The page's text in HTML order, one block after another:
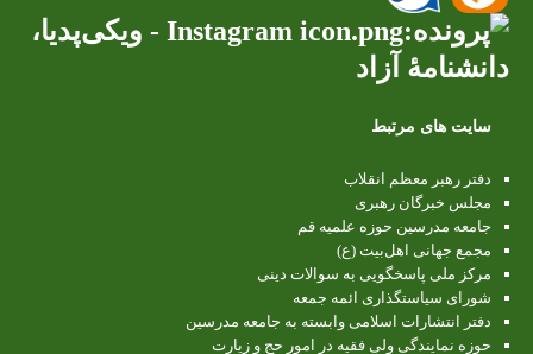
سایت های مرتبط
دفتر رهبر معظم انقلاب
مجلس خبرگان رهبری
جامعه مدرسین حوزه علمیه قم
مجمع جهانی اهل‌بیت (ع)
مرکز ملی پاسخگویی به سوالات دینی
شورای سیاستگذاری ائمه جمعه
دفتر انتشارات اسلامی وابسته به جامعه مدرسین
حوزه نمایندگی ولی فقیه در امور حج و زیارت